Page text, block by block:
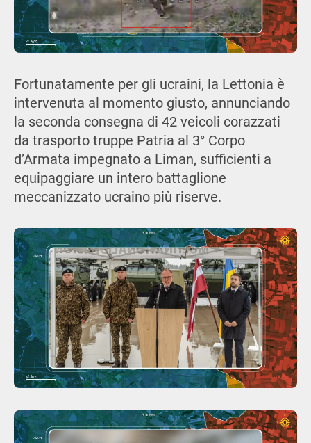
Fortunatamente per gli ucraini, la Lettonia è
intervenuta al momento giusto, annunciando
la seconda consegna di 42 veicoli corazzati
da trasporto truppe Patria al 3° Corpo
d’Armata impegnato a Liman, sufficienti a
equipaggiare un intero battaglione
meccanizzato ucraino più riserve.